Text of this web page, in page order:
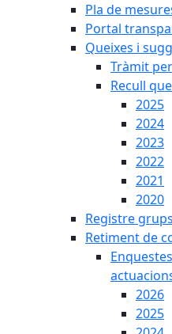
Pla de
Portal
Queixes i
Tràmit
Recull
2025
2024
2023
2022
2021
2020
Registre
Retiment de
2026
2025